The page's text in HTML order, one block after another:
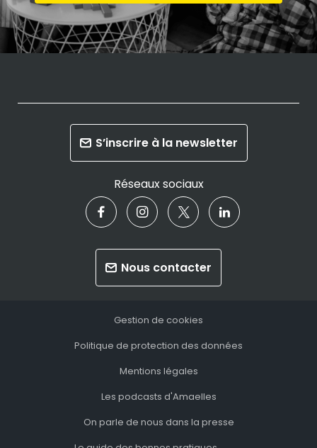
S’inscrire à la newsletter
Réseaux sociaux
Nous contacter
Gestion de cookies
Politique de protection des données
Mentions légales
Les podcasts d'Amaelles
On parle de nous dans la presse